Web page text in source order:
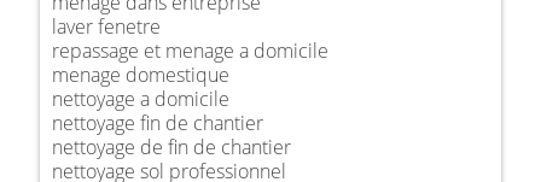
laver fenetre
repassage et menage a domicile
menage domestique
nettoyage a domicile
nettoyage fin de chantier
nettoyage de fin de chantier
nettoyage sol professionnel